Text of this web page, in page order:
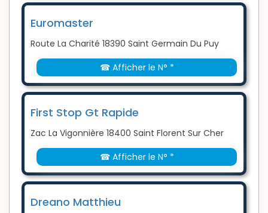
Euromaster
Route La Charité 18390 Saint Germain Du Puy
☎ Afficher le N° *
First Stop Gt Rapide
Zac La Vigonnière 18400 Saint Florent Sur Cher
☎ Afficher le N° *
Dreano Matthieu